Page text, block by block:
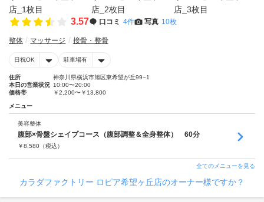
3.57 口コミ 4件 写真 10枚
整体 マッサージ 接骨・整骨
日祝OK 駐車場有
住所
神奈川県横浜市旭区東希望が丘99−1
本日の営業状況 10:00〜20:00
価格帯
￥2,200〜￥13,800
メニュー
美容整体
腹部×骨盤シェイプコース（腹部調整＆全身整体） 60分
￥8,580 （税込）
全てのメニューを見る
カラダファクトリー ロピア希望ヶ丘店のオーナー様ですか？